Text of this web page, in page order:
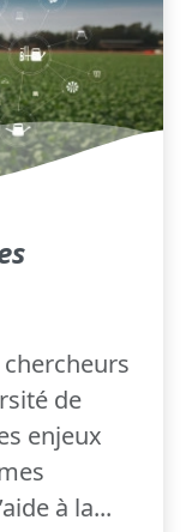
de
enjeux
à la...